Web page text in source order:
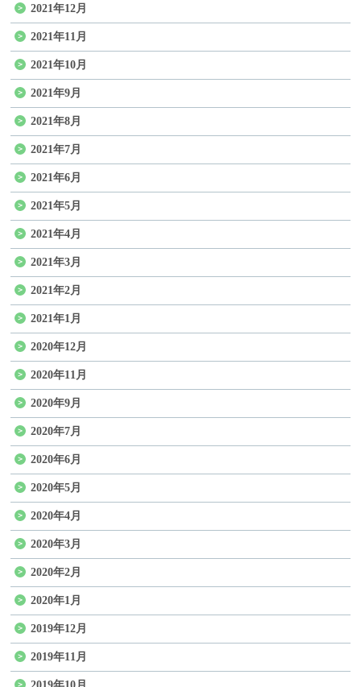
2021年12月
2021年11月
2021年10月
2021年9月
2021年8月
2021年7月
2021年6月
2021年5月
2021年4月
2021年3月
2021年2月
2021年1月
2020年12月
2020年11月
2020年9月
2020年7月
2020年6月
2020年5月
2020年4月
2020年3月
2020年2月
2020年1月
2019年12月
2019年11月